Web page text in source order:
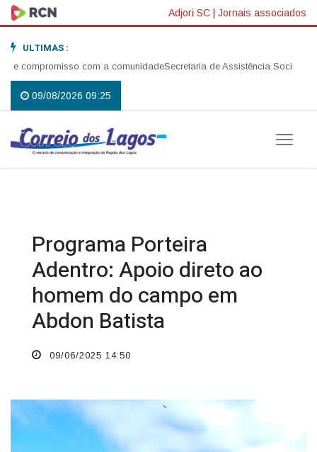
Adjori SC | Jornais associados
ULTIMAS :
com a comunidadeSecretaria de Assistência Social realiza
09/08/2026 09:25
Programa Porteira
Adentro: Apoio direto ao
homem do campo em
Abdon Batista
09/06/2025 14:50